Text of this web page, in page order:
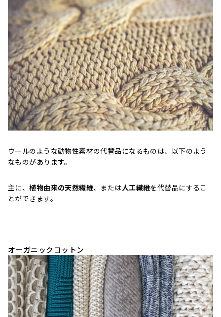
ウールのような動物性素材の代替品になるものは、以下のよう
なものがあります。
主に、植物由来の天然繊維、または人工繊維を代替品にするこ
とができます。
オーガニックコットン